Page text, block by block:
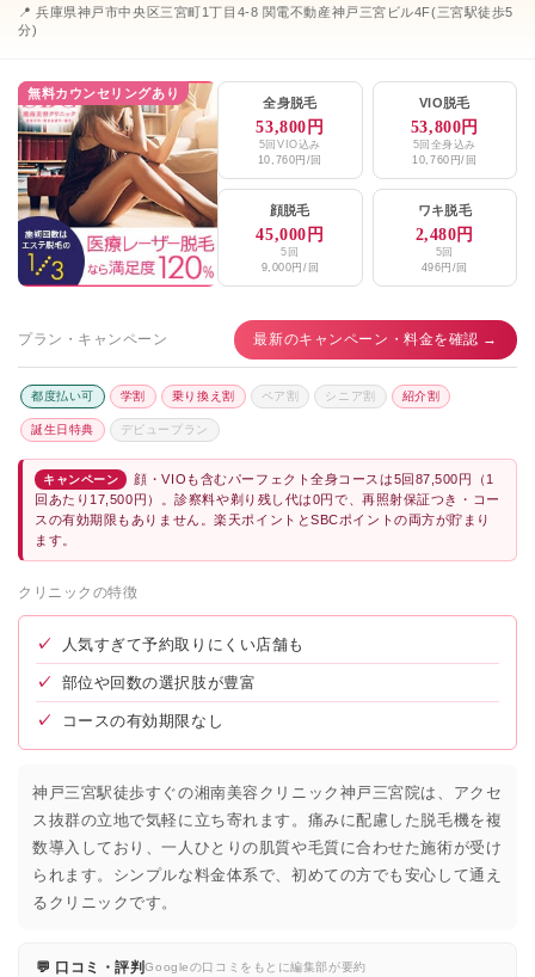
📍 兵庫県神戸市中央区三宮町1丁目4-8 関電不動産神戸三宮ビル4F(三宮駅徒歩5
分)
無料カウンセリングあり
全身脱毛
53,800円
5回VIO込み
10,760円/回
VIO脱毛
53,800円
5回全身込み
10,760円/回
顔脱毛
45,000円
5回
9,000円/回
ワキ脱毛
2,480円
5回
496円/回
プラン・キャンペーン 最新のキャンペーン・料金を確認 →
都度払い可 学割 乗り換え割 ペア割 シニア割 紹介割
誕生日特典 デビュープラン
キャンペーン
顔・VIOも含むパーフェクト全身コースは5回87,500円（1
回あたり17,500円）。診察料や剃り残し代は0円で、再照射保証つき・コー
スの有効期限もありません。楽天ポイントとSBCポイントの両方が貯まり
ます。
クリニックの特徴
✓ 人気すぎて予約取りにくい店舗も
✓ 部位や回数の選択肢が豊富
✓ コースの有効期限なし
神戸三宮駅徒歩すぐの湘南美容クリニック神戸三宮院は、アクセ
ス抜群の立地で気軽に立ち寄れます。痛みに配慮した脱毛機を複
数導入しており、一人ひとりの肌質や毛質に合わせた施術が受け
られます。シンプルな料金体系で、初めての方でも安心して通え
るクリニックです。
💬 口コミ・評判Googleの口コミをもとに編集部が要約